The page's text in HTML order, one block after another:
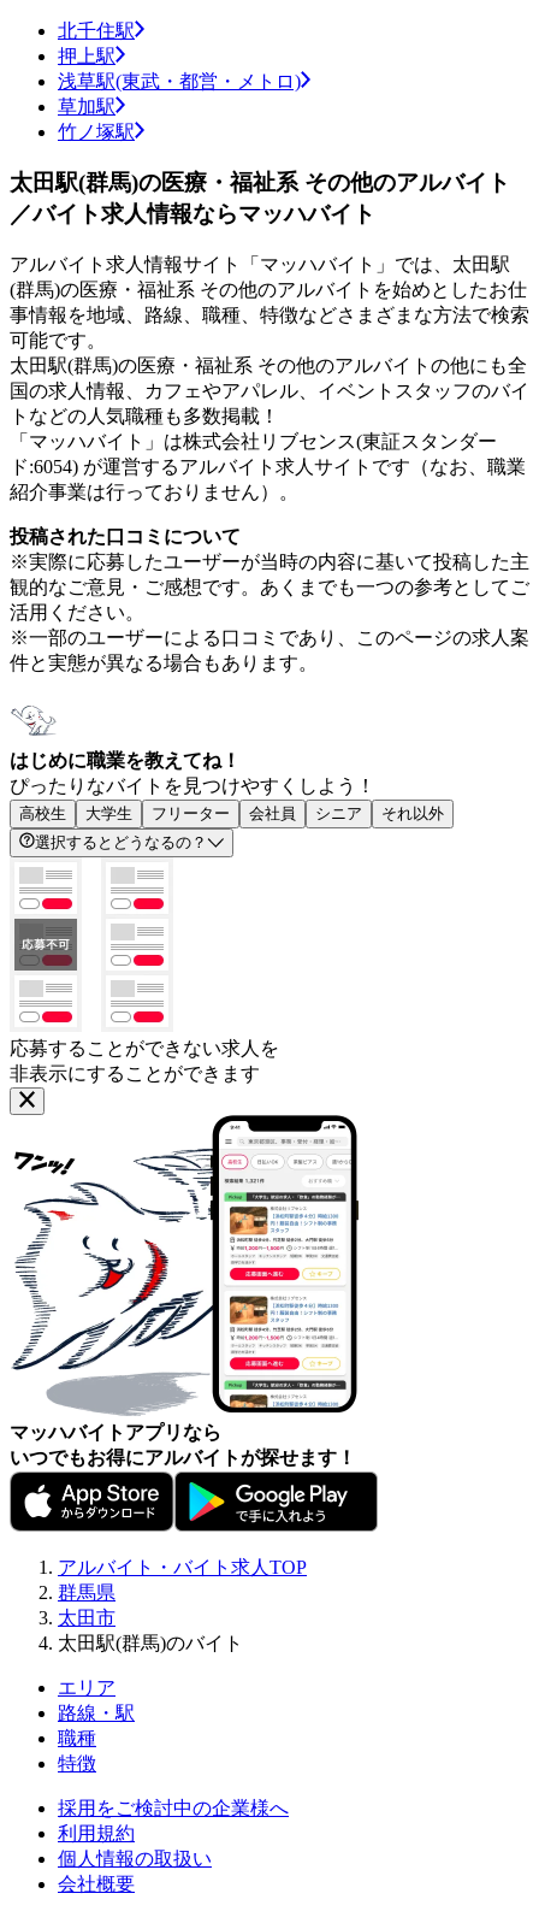
北千住駅
押上駅
浅草駅(東武・都営・メトロ)
草加駅
竹ノ塚駅
太田駅(群馬)の医療・福祉系 その他のアルバイト
／バイト求人情報ならマッハバイト
アルバイト求人情報サイト「マッハバイト」では、太田駅
(群馬)の医療・福祉系 その他のアルバイトを始めとしたお仕
事情報を地域、路線、職種、特徴などさまざまな方法で検索
可能です。
太田駅(群馬)の医療・福祉系 その他のアルバイトの他にも全
国の求人情報、カフェやアパレル、イベントスタッフのバイ
トなどの人気職種も多数掲載！
「マッハバイト」は株式会社リブセンス(東証スタンダー
ド:6054) が運営するアルバイト求人サイトです（なお、職業
紹介事業は行っておりません）。
投稿された口コミについて
※実際に応募したユーザーが当時の内容に基いて投稿した主
観的なご意見・ご感想です。あくまでも一つの参考としてご
活用ください。
※一部のユーザーによる口コミであり、このページの求人案
件と実態が異なる場合もあります。
はじめに職業を教えてね！
ぴったりなバイトを見つけやすくしよう！
高校生 大学生 フリーター 会社員 シニア
それ以外
選択するとどうなるの？
応募することができない求人を
非表示にすることができます
マッハバイトアプリなら
いつでもお得にアルバイトが探せます！
アルバイト・バイト求人TOP
群馬県
太田市
太田駅(群馬)のバイト
エリア
路線・駅
職種
特徴
採用をご検討中の企業様へ
利用規約
個人情報の取扱い
会社概要